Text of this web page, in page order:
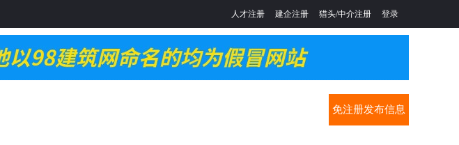
人才注册 建企注册 猎头/中介注册 登录
免注册发布信息